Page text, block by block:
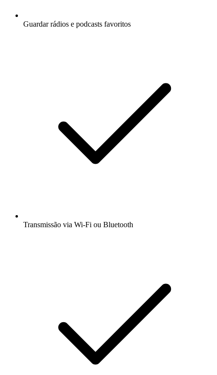
Guardar rádios e podcasts favoritos
Transmissão via Wi-Fi ou Bluetooth